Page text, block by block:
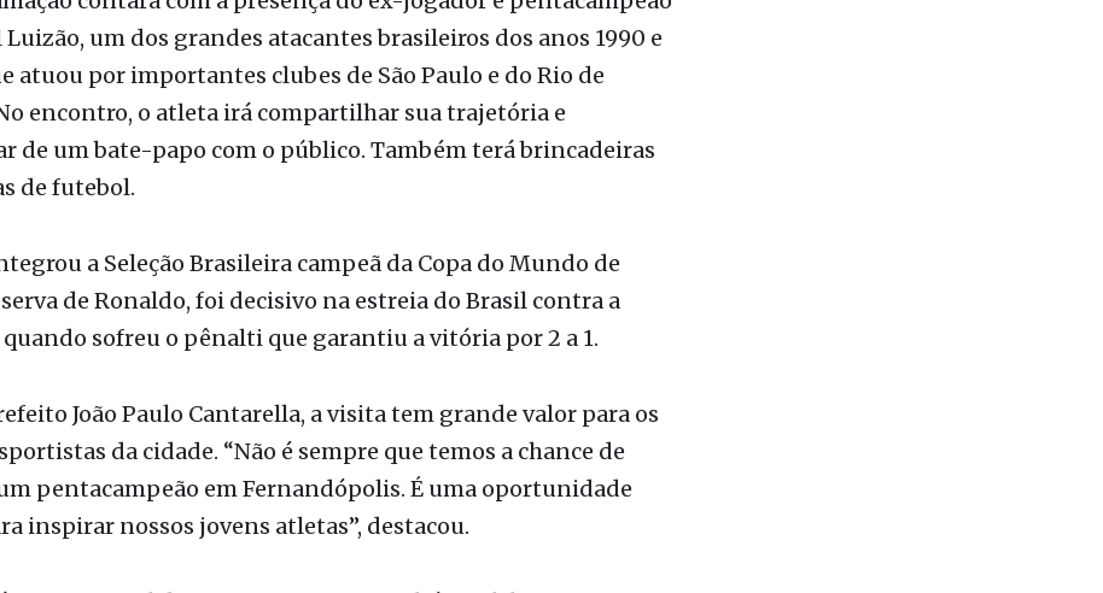
contará com a presença do ex-jogador e pentacampeão
um dos grandes atacantes brasileiros dos anos 1990 e
atuou por importantes clubes de São Paulo e do Rio de
encontro, o atleta irá compartilhar sua trajetória e
de um bate-papo com o público. Também terá brincadeiras
de futebol.
a Seleção Brasileira campeã da Copa do Mundo de
de Ronaldo, foi decisivo na estreia do Brasil contra a
quando sofreu o pênalti que garantiu a vitória por 2 a 1.
João Paulo Cantarella, a visita tem grande valor para os
da cidade. “Não é sempre que temos a chance de
pentacampeão em Fernandópolis. É uma oportunidade
inspirar nossos jovens atletas”, destacou.